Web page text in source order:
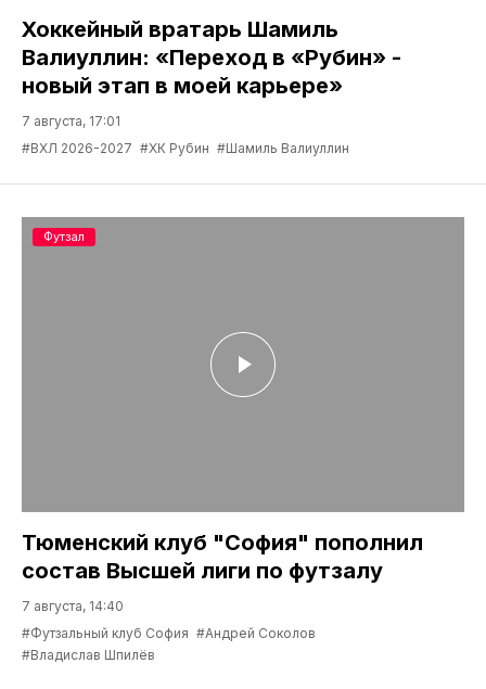
Хоккейный вратарь Шамиль
Валиуллин: «Переход в «Рубин» -
новый этап в моей карьере»
7 августа, 17:01
#ВХЛ 2026-2027 #ХК Рубин #Шамиль Валиуллин
Тюменский клуб "София" пополнил
состав Высшей лиги по футзалу
7 августа, 14:40
#Футзальный клуб София #Андрей Соколов
#Владислав Шпилёв
Футзал